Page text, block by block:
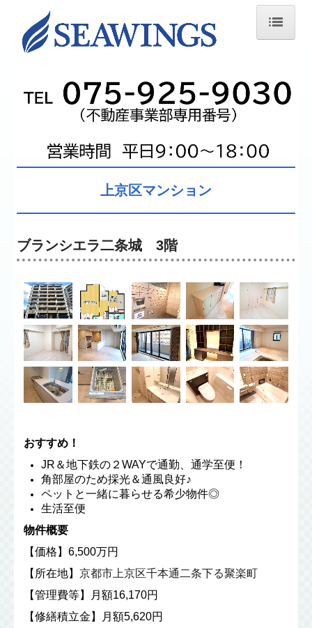
ホーム
売却査定
上京区マンション
ブランシエラ二条城 3階
おすすめ！
JR＆地下鉄の２WAYで通勤、通学至便！
角部屋のため採光＆通風良好♪
ペットと一緒に暮らせる希少物件◎
生活至便
物件概要
【価格】6,500万円
【所在地】京都市上京区千本通二条下る聚楽町
【管理費等】月額16,170円
【修繕積立金】月額5,620円